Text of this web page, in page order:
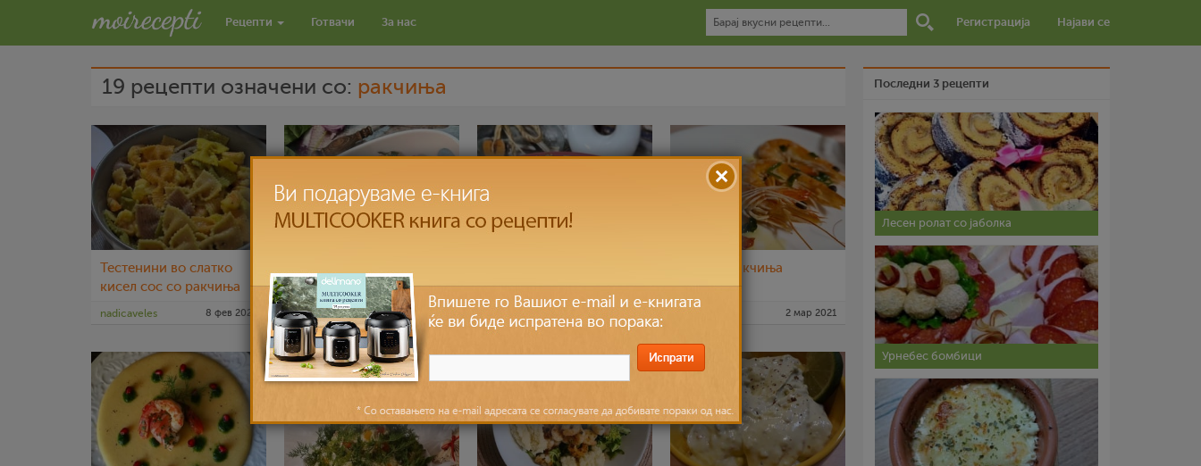
Рецепти Готвачи За нас Регистрација Најави се
19 рецепти означени со: ракчиња
Тестенини во слатко
кисел сос со ракчиња
nadicaveles 8 фев 2023
и ракчиња
nadicaveles 18 јул 2022
ракчиња
nadicaveles 8 ное 2021
Пијани ракчиња
2 мар 2021
Последни 3 рецепти
Лесен ролат со јаболка
Урнебес бомбици